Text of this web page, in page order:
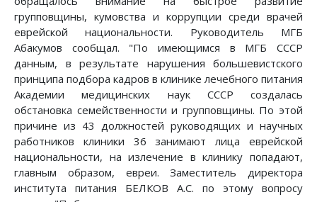
групповщины, кумовства и коррупции среди врачей
еврейской национальности. Руководитель МГБ
Абакумов сообщал. "По имеющимся в МГБ СССР
данным, в результате нарушения большевистского
принципа подбора кадров в клинике лечебного питания
Академии медицинских наук СССР создалась
обстановка семейственности и групповщины. По этой
причине из 43 должностей руководящих и научных
работников клиники 36 занимают лица еврейской
национальности, на излечение в клинику попадают,
главным образом, евреи. Заместитель директора
института питания БЕЛКОВ А.С. по этому вопросу